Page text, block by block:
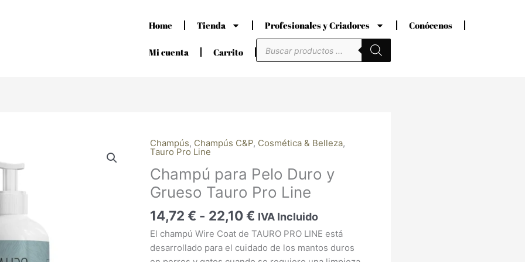
Home Tienda Profesionales y Criadores Conócenos
Mi cuenta Carrito
Búsqueda
de
productos
Champús, Champús C&P, Cosmética & Belleza,
Tauro Pro Line
Champú para Pelo Duro y
Grueso Tauro Pro Line
14,72 € - 22,10€
Rango
precios:
desde
14,72 €
hasta
22,10 €
IVA Incluido
El champú Wire Coat de TAURO PRO LINE está
desarrollado para el cuidado de los mantos duros
Champú
para
Pelo
Duro
y
Grueso
Tauro
Pro
Line